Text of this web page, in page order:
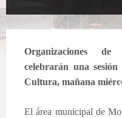
Organizaciones
celebrarán una
Cultura, mañana
El área municipal de